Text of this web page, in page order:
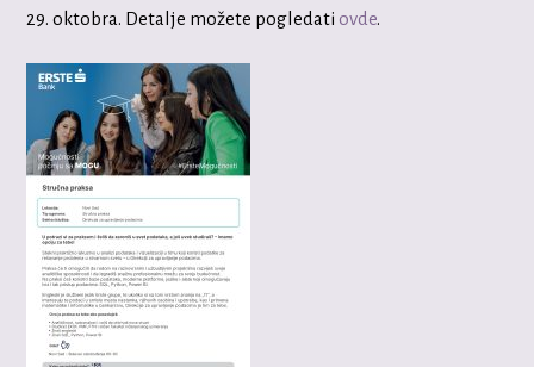
29. oktobra. Detalje možete pogledati ovde.